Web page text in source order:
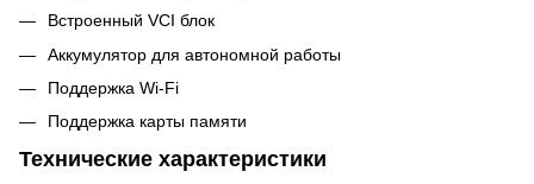
Встроенный VCI блок
Аккумулятор для автономной работы
Поддержка Wi-Fi
Поддержка карты памяти
Технические характеристики